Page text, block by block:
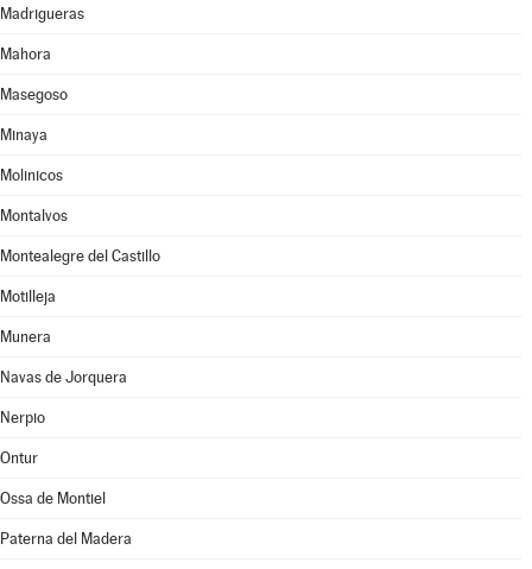
Madrigueras
Mahora
Masegoso
Minaya
Molinicos
Montalvos
Montealegre del Castillo
Motilleja
Munera
Navas de Jorquera
Nerpio
Ontur
Ossa de Montiel
Paterna del Madera